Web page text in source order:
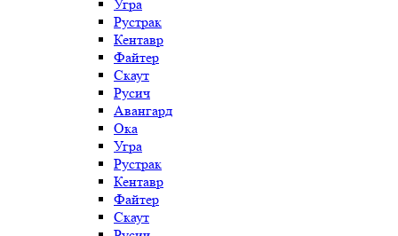
Угра
Рустрак
Кентавр
Файтер
Скаут
Русич
Авангард
Ока
Угра
Рустрак
Кентавр
Файтер
Скаут